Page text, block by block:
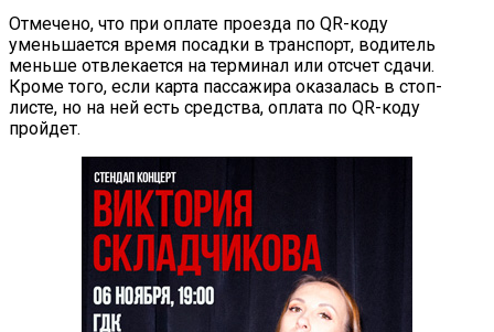
Отмечено, что при оплате проезда по QR-коду
уменьшается время посадки в транспорт, водитель
меньше отвлекается на терминал или отсчет сдачи.
Кроме того, если карта пассажира оказалась в стоп-
листе, но на ней есть средства, оплата по QR-коду
пройдет.